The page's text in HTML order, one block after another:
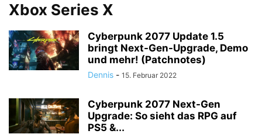
Xbox Series X
Cyberpunk 2077 Update 1.5
bringt Next-Gen-Upgrade, Demo
und mehr! (Patchnotes)
Dennis - 15. Februar 2022
Cyberpunk 2077 Next-Gen
Upgrade: So sieht das RPG auf
PS5 &...